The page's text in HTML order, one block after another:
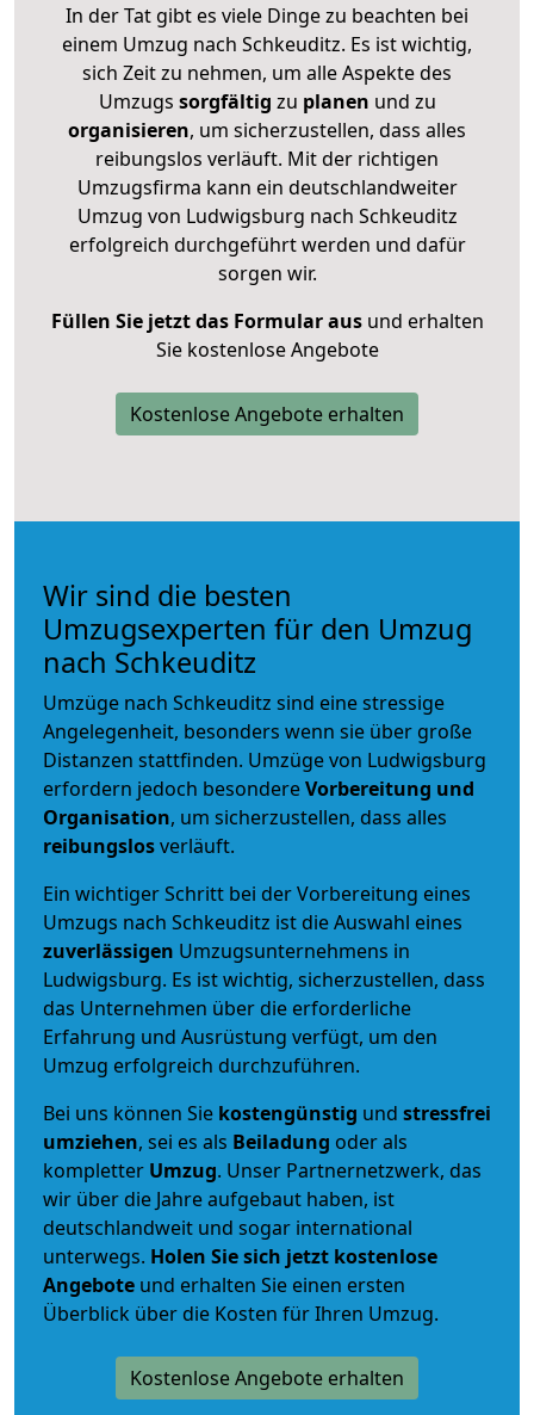
In der Tat gibt es viele Dinge zu beachten bei
einem Umzug nach Schkeuditz. Es ist wichtig,
sich Zeit zu nehmen, um alle Aspekte des
Umzugs sorgfältig zu planen und zu
organisieren, um sicherzustellen, dass alles
reibungslos verläuft. Mit der richtigen
Umzugsfirma kann ein deutschlandweiter
Umzug von Ludwigsburg nach Schkeuditz
erfolgreich durchgeführt werden und dafür
sorgen wir.
Füllen Sie jetzt das Formular ausund erhalten
Sie kostenlose Angebote
Kostenlose Angebote erhalten
Wir sind die besten
Umzugsexperten für den Umzug
nach Schkeuditz
Umzüge nach Schkeuditz sind eine stressige
Angelegenheit, besonders wenn sie über große
Distanzen stattfinden. Umzüge von Ludwigsburg
erfordern jedoch besondereVorbereitung und
Organisation, um sicherzustellen, dass alles
reibungslosverläuft.
Ein wichtiger Schritt bei der Vorbereitung eines
Umzugs nach Schkeuditz ist die Auswahl eines
zuverlässigen Umzugsunternehmens in
Ludwigsburg. Es ist wichtig, sicherzustellen, dass
das Unternehmen über die erforderliche
Erfahrung und Ausrüstung verfügt, um den
Umzug erfolgreich durchzuführen.
Bei uns können Sie kostengünstig und stressfrei
umziehen, sei es als Beiladung oder als
kompletter Umzug. Unser Partnernetzwerk, das
wir über die Jahre aufgebaut haben, ist
deutschlandweit und sogar international
unterwegs. Holen Sie sich jetzt kostenlose
Angebote und erhalten Sie einen ersten
Überblick über die Kosten für Ihren Umzug.
Kostenlose Angebote erhalten